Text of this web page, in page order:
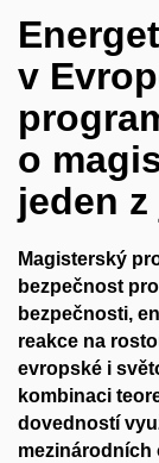
v
o
jeden
Magisterský
bezpečnost
bezpečnosti,
reakce na
evropské i
kombinaci
dovedností
mezinárodních